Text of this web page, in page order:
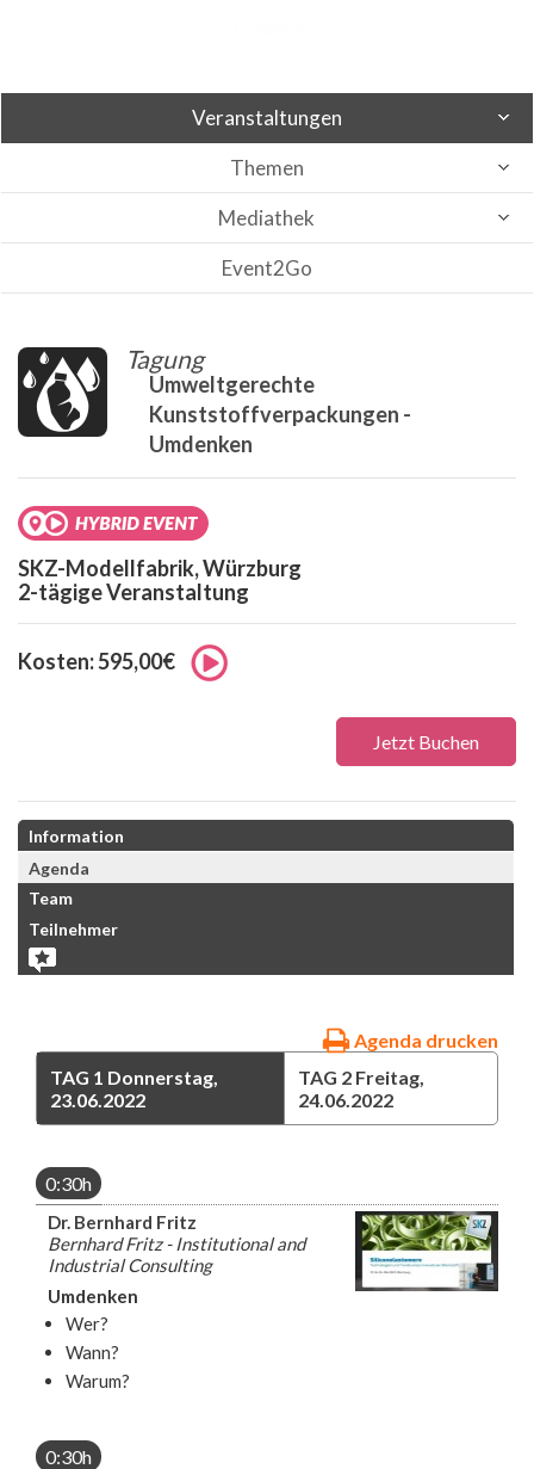
Veranstaltungen
Themen
Mediathek
Event2Go
Tagung
Umweltgerechte
Kunststoffverpackungen -
Umdenken
SKZ-Modellfabrik, Würzburg
2-tägige Veranstaltung
Kosten: 595,00€
Jetzt Buchen
Information
Agenda
Team
Teilnehmer
Agenda drucken
TAG 1 Donnerstag,
23.06.2022
TAG 2 Freitag,
24.06.2022
0:30h
Dr. Bernhard Fritz
Bernhard Fritz - Institutional and
Industrial Consulting
Umdenken
Wer?
Wann?
Warum?
0:30h